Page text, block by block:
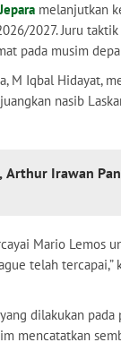
melanjutkan
2027. Juru
pada musim
M Iqbal Hidayat,
nasib
Arthur Irawan
Mario Lemos
telah
dilakukan
mencatatkan